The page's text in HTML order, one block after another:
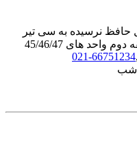
حافظ نرسیده به سی تیر
های 45/46/47
,
021-66751234